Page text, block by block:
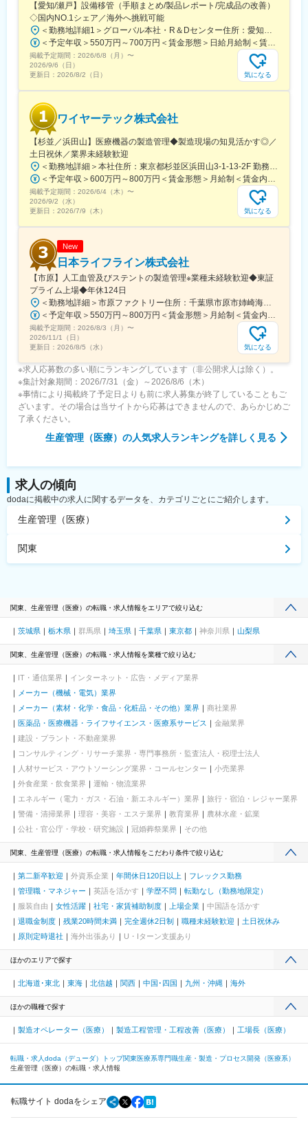
【OTC（一般医薬品）業界について】
ドラッグストアチェーンの出店加速や、スイッチOTCの普及､イン
バウンド需要の増加を背景にOTC業界は拡大傾向にあります。日
本の国民医療費の負担増加による財政逼迫への対応策の一つとし
て、OTC医薬品によるセルフメディケーションの普及拡大が求め
られており、成長可能性があります。世界市場としては医療保険
制度が整っていない新興国を中心に安価なOTC医薬品へのニーズ
が高くあるため、海外市場への積極的な投資も必要となっていま
す。
変更の範囲：会社の定める業務
【愛知/瀬戸】設備移管（手順まとめ/製品レポート/完成品の改善）
◇国内NO.1シェア／海外へ挑戦可能
＜勤務地詳細1＞グローバル本社・R＆Dセンター住所：愛知県瀬戸市暁町3-100 勤務地最寄駅：名鉄瀬戸線／尾張瀬戸駅受動喫煙対策：敷地内全面禁煙＜勤務地詳細2＞海外駐在（タイ・ベトナム・フィリピン）住所：国内各拠点で勤務後、希望を考慮し海外へ赴任可能性がございます。 受動喫煙対策：敷地内喫煙可能場所あり変更の範囲：会社の定める事業所（リモートワーク含む）
＜予定年収＞550万円～700万円＜賃金形態＞日給月給制＜賃金内訳＞月額（基本給）：220,000円～380,000円/月20日間勤務想定＜想定月額＞220,000円～380,000円＜昇給有無＞有＜残業手当＞有＜給与補足＞・ご経験により年収のご相談に応じます・賞与：年2回（4.0月相当）※ 上記の他に業績により決算賞与あり・対象者には家賃補助手当支給（詳細は面接時に確認可能）賃金はあくまでも目安の金額であり、選考を通じて上下する可能性があります。月給(月額)は固定手当を含めた表記です。
掲載予定期間： 2026/6/8（月） 〜
2026/9/6（日）
更新日： 2026/8/2（日） 気になる
ワイヤーテック株式会社
【杉並／浜田山】医療機器の製造管理◆製造現場の知見活かす◎／
土日祝休／業界未経験歓迎
＜勤務地詳細＞本社住所：東京都杉並区浜田山3-1-13-2F 勤務地最寄駅：京王井の頭線／西永福駅受動喫煙対策：屋内全面禁煙変更の範囲：会社の定める事業所
＜予定年収＞600万円～800万円＜賃金形態＞月給制＜賃金内訳＞月額（基本給）：500,000円～667,000円＜月給＞500,000円～667,000円＜昇給有無＞有＜残業手当＞無＜給与補足＞※経験・スキル等を考慮した上で決定※管理監督者採用のため残業手当支給なし■賞与：個人及び会社の年間業績によって支払われることがある（年1回）■昇給：勤務成績や業績を評価し、その結果を踏まえて昇給する場合がある賃金はあくまでも目安の金額であり、選考を通じて上下する可能性があります。月給(月額)は固定手当を含めた表記です。
掲載予定期間： 2026/6/4（木） 〜
2026/9/2（水）
更新日： 2026/7/9（木） 気になる
New
日本ライフライン株式会社
【市原】人工血管及びステントの製造管理※業種未経験歓迎◆東証
プライム上場◆年休124日
＜勤務地詳細＞市原ファクトリー住所：千葉県市原市姉崎海岸52 勤務地最寄駅：JR内房線／姉ケ崎駅受動喫煙対策：屋内全面禁煙変更の範囲：会社の定める事業所
＜予定年収＞550万円～800万円＜賃金形態＞月給制＜賃金内訳＞月額（基本給）：300,000円～500,000円＜月給＞300,000円～500,000円＜昇給有無＞有＜残業手当＞有＜給与補足＞※経験・スキルに応じて給与設定します。■昇給年1回■賞与年2回 賃金はあくまでも目安の金額であり、選考を通じて上下する可能性があります。月給(月額)は固定手当を含めた表記です。
掲載予定期間： 2026/8/3（月） 〜
2026/11/1（日）
更新日： 2026/8/5（水） 気になる
※求人応募数の多い順にランキングしています（非公開求人は除く）。
※集計対象期間：2026/7/31（金）～2026/8/6（木）
※事情により掲載終了予定日よりも前に求人募集が終了していることもご
ざいます。その場合は当サイトから応募はできませんので、あらかじめご
了承ください。
生産管理（医療） の人気求人ランキングを詳しく見る
求人の傾向
dodaに掲載中の求人に関するデータを、カテゴリごとにご紹介します。
生産管理（医療）
関東
関東、生産管理（医療）の転職・求人情報をエリアで絞り込む
茨城県 栃木県 群馬県 埼玉県 千葉県 東京都 神奈川県 山梨県
関東、生産管理（医療）の転職・求人情報を業種で絞り込む
IT・通信業界
インターネット・広告・メディア業界
メーカー（機械・電気）業界
メーカー（素材・化学・食品・化粧品・その他）業界
商社業界
医薬品・医療機器・ライフサイエンス・医療系サービス
金融業界
建設・プラント・不動産業界
コンサルティング・リサーチ業界・専門事務所・監査法人・税理士法人
人材サービス・アウトソーシング業界・コールセンター
小売業界
外食産業・飲食業界
運輸・物流業界
エネルギー（電力・ガス・石油・新エネルギー）業界
旅行・宿泊・レジャー業界
警備・清掃業界
理容・美容・エステ業界 教育業界
農林水産・鉱業
公社・官公庁・学校・研究施設
冠婚葬祭業界 その他
関東、生産管理（医療）の転職・求人情報をこだわり条件で絞り込む
第二新卒歓迎 外資系企業 年間休日120日以上
フレックス勤務
管理職・マネジャー
英語を活かす 学歴不問
転勤なし（勤務地限定）
服装自由
女性活躍 社宅・家賃補助制度 上場企業
中国語を活かす
退職金制度
残業20時間未満 完全週休2日制 職種未経験歓迎
土日祝休み
原則定時退社
海外出張あり U・Iターン支援あり
ほかのエリアで探す
北海道･東北 東海 北信越 関西 中国･四国 九州・沖縄 海外
ほかの職種で探す
製造オペレーター（医療） 製造工程管理・工程改善（医療） 工場長（医療）
転職・求人doda（デューダ）トップ関東医療系専門職生産・製造・プロセス開発（医療系）
生産管理（医療）の転職・求人情報
転職サイト dodaをシェア